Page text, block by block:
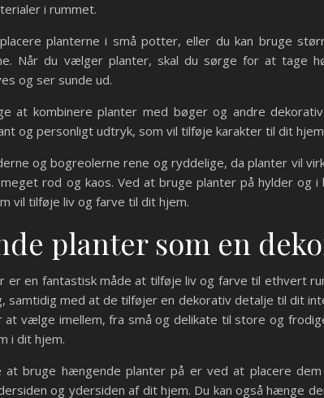
i rummet.
planterne i små potter, eller du kan bruge
Når du vælger planter, skal du sørge for at tage
og ser sunde ud.
at kombinere planter med bøger og andre
og personligt udtryk, som vil tilføje karakter til dit
og bogreolerne rene og ryddelige, da planter vil
rod og kaos. Ved at bruge planter på hylder og i
vil tilføje liv og farve til dit hjem.
planter som en
er en fantastisk måde at tilføje liv og farve til ethvert
samtidig med at de tilføjer en dekorativ detalje til dit
at vælge imellem, fra små og delikate til store og
i dit hjem.
at bruge hængende planter på er ved at placere
og ydersiden af dit hjem. Du kan også hænge